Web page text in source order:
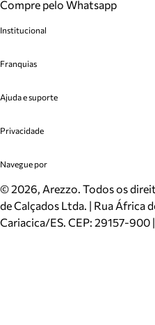
Compre pelo Whatsapp
Institucional
Cashback
Venda Corporativa
Mapa do Site
Inverno
Mundo Arezzo
Franquias
Plano de Negócio
Ajuda e suporte
Cadastro
Meus Pedidos
Trocas e Devoluções
Cartão Presente
Localizador de lojas
Privacidade
Politica e Privacidade
Navegue por
Sapatos
Bolsas
Scarpins
©2026, Arezzo. Todos os
de Calçados Ltda. | Rua África
Cariacica/ES. CEP: 29157-